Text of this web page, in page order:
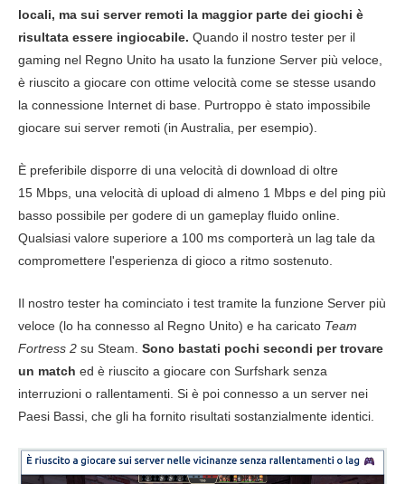
locali, ma sui server remoti la maggior parte dei giochi è
risultata essere ingiocabile. Quando il nostro tester per il
gaming nel Regno Unito ha usato la funzione Server più veloce,
è riuscito a giocare con ottime velocità come se stesse usando
la connessione Internet di base. Purtroppo è stato impossibile
giocare sui server remoti (in Australia, per esempio).
È preferibile disporre di una velocità di download di oltre
15 Mbps, una velocità di upload di almeno 1 Mbps e del ping più
basso possibile per godere di un gameplay fluido online.
Qualsiasi valore superiore a 100 ms comporterà un lag tale da
compromettere l'esperienza di gioco a ritmo sostenuto.
Il nostro tester ha cominciato i test tramite la funzione Server più
veloce (lo ha connesso al Regno Unito) e ha caricato Team
Fortress 2 su Steam. Sono bastati pochi secondi per trovare
un match ed è riuscito a giocare con Surfshark senza
interruzioni o rallentamenti. Si è poi connesso a un server nei
Paesi Bassi, che gli ha fornito risultati sostanzialmente identici.